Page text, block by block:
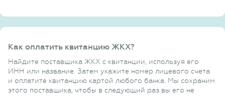
Как оплатить квитанцию ЖКХ?
Найдите поставщика ЖКХ с квитанции, используя его
ИНН или название. Затем укажите номер лицевого счета
и оплатите квитанцию картой любого банка. Мы сохраним
этого поставщика, чтобы в следующий раз вы его не